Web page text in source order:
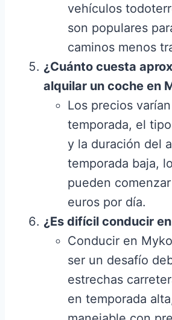
vehículos
son populares
caminos menos
¿Cuánto cuesta
alquilar un coche en
Los precios
temporada, el
y la duración del
temporada baja,
pueden
euros por día.
¿Es difícil conducir
Conducir en
ser un desafío
estrechas
en temporada